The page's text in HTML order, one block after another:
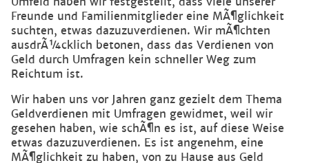
Freunde und Familienmitglieder eine MÃ¶glichkeit
suchten, etwas dazuzuverdienen. Wir mÃ¶chten
ausdrÃ¼cklich betonen, dass das Verdienen von
Geld durch Umfragen kein schneller Weg zum
Reichtum ist.
Wir haben uns vor Jahren ganz gezielt dem Thema
Geldverdienen mit Umfragen gewidmet, weil wir
gesehen haben, wie schÃ¶n es ist, auf diese Weise
etwas dazuzuverdienen. Es ist angenehm, eine
MÃ¶glichkeit zu haben, von zu Hause aus Geld